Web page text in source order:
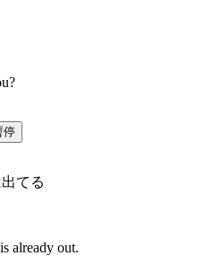
停
てる
already out.